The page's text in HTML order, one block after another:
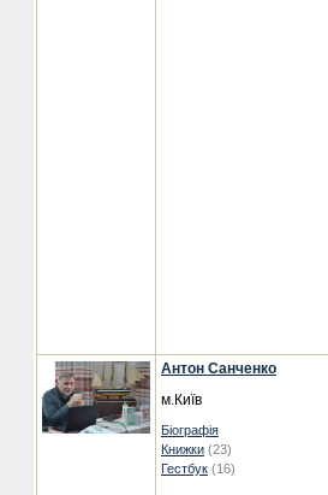
Антон Санченко
м.Київ
Біографія
Книжки (23)
Гестбук (16)